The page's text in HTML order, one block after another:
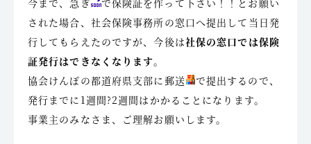
今まで、急ぎ
で保険証を作って下さい！！とお願い
された場合、社会保険事務所の窓口へ提出して当日発
行してもらえたのですが、今後は社保の窓口では保険
証発行はできなくなります。
協会けんぽの都道府県支部に郵送
で提出するので、
発行までに1週間?2週間はかかることになります。
事業主のみなさま、ご理解お願いします。